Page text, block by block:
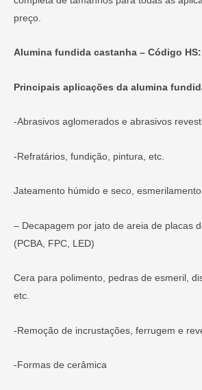
preço.
Alumina fundida castanha – Código HS:
Principais aplicações da alumina
-Abrasivos aglomerados e abrasivos
-Refratários, fundição, pintura, etc.
Jateamento húmido e seco,
– Decapagem por jato de areia de placas
(PCBA, FPC, LED)
Cera para polimento, pedras de esmeril,
etc.
-Remoção de incrustações, ferrugem e
-Formas de cerâmica